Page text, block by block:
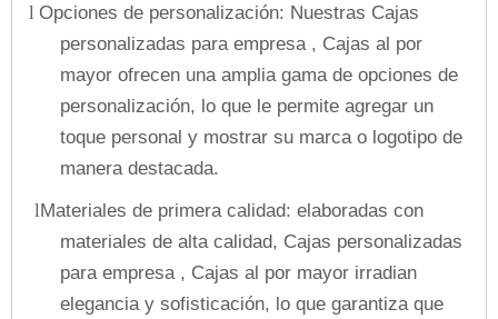
l Opciones de personalización: Nuestras Cajas
personalizadas para empresa , Cajas al por
mayor ofrecen una amplia gama de opciones de
personalización, lo que le permite agregar un
toque personal y mostrar su marca o logotipo de
manera destacada.
lMateriales de primera calidad: elaboradas con
materiales de alta calidad, Cajas personalizadas
para empresa , Cajas al por mayor irradian
elegancia y sofisticación, lo que garantiza que